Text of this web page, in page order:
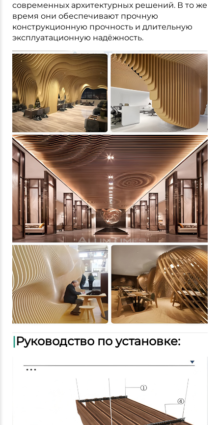
современных архитектурных решений. В то же
время они обеспечивают прочную
конструкционную прочность и длительную
эксплуатационную надёжность.
|Руководство по установке: